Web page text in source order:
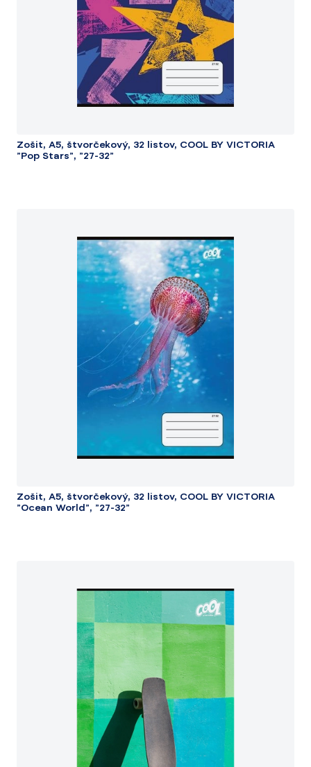
Zošit, A5, štvorčekový, 32 listov, COOL BY VICTORIA
"Pop Stars", "27-32"
Zošit, A5, štvorčekový, 32 listov, COOL BY VICTORIA
"Ocean World", "27-32"